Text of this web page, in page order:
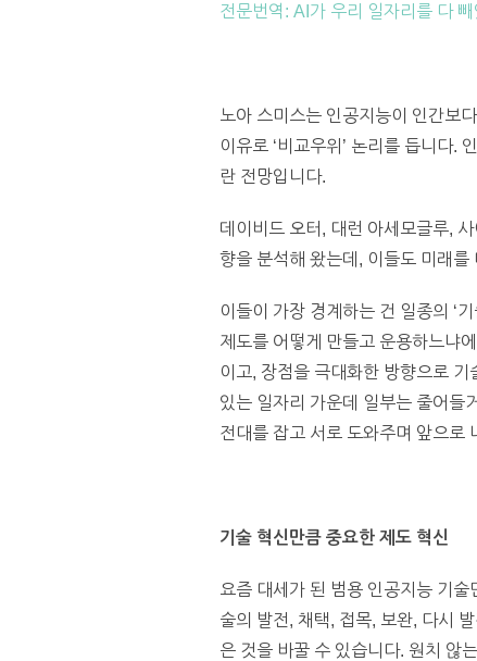
전문번역: AI가 우리 일자리를 다
노아 스미스는 인공지능이 인간보
이유로 ‘비교우위’ 논리를 듭니다.
란 전망입니다.
데이비드 오터, 대런 아세모글루,
향을 분석해 왔는데, 이들도 미래
이들이 가장 경계하는 건 일종의 ‘
제도를 어떻게 만들고 운용하느냐
이고, 장점을 극대화한 방향으로
있는 일자리 가운데 일부는 줄어들
전대를 잡고 서로 도와주며 앞으로
기술 혁신만큼 중요한 제도 혁신
요즘 대세가 된 범용 인공지능 기
술의 발전, 채택, 접목, 보완, 다시
은 것을 바꿀 수 있습니다. 원치 않